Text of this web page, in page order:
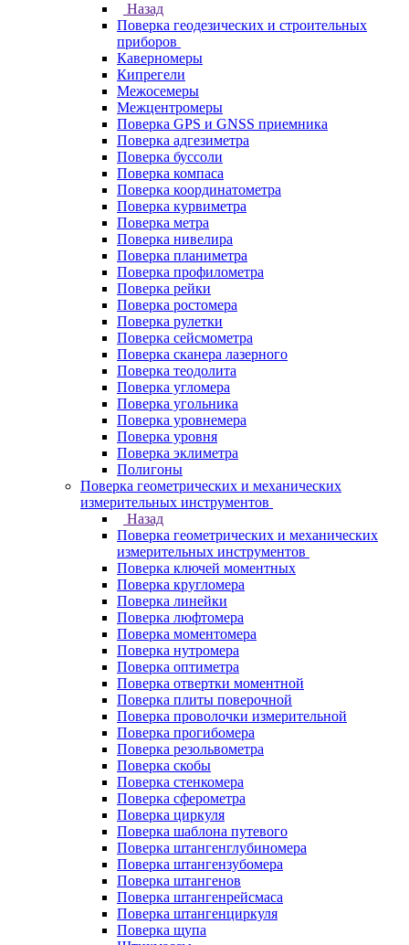
Назад
Поверка геодезических и строительных
приборов
Каверномеры
Кипрегели
Межосемеры
Межцентромеры
Поверка GPS и GNSS приемника
Поверка адгезиметра
Поверка буссоли
Поверка компаса
Поверка координатометра
Поверка курвиметра
Поверка метра
Поверка нивелира
Поверка планиметра
Поверка профилометра
Поверка рейки
Поверка ростомера
Поверка рулетки
Поверка сейсмометра
Поверка сканера лазерного
Поверка теодолита
Поверка угломера
Поверка угольника
Поверка уровнемера
Поверка уровня
Поверка эклиметра
Полигоны
Поверка геометрических и механических
измерительных инструментов
Назад
Поверка геометрических и механических
измерительных инструментов
Поверка ключей моментных
Поверка кругломера
Поверка линейки
Поверка люфтомера
Поверка моментомера
Поверка нутромера
Поверка оптиметра
Поверка отвертки моментной
Поверка плиты поверочной
Поверка проволочки измерительной
Поверка прогибомера
Поверка резольвометра
Поверка скобы
Поверка стенкомера
Поверка сферометра
Поверка циркуля
Поверка шаблона путевого
Поверка штангенглубиномера
Поверка штангензубомера
Поверка штангенов
Поверка штангенрейсмаса
Поверка штангенциркуля
Поверка щупа